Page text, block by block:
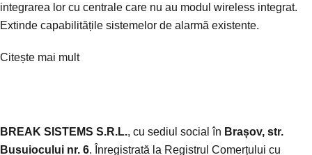
integrarea lor cu centrale care nu au modul wireless integrat.
Extinde capabilitățile sistemelor de alarmă existente.
Citește mai mult
BREAK SISTEMS S.R.L., cu sediul social în Brașov, str.
Busuiocului nr. 6. Înregistrată la Registrul Comerțului cu